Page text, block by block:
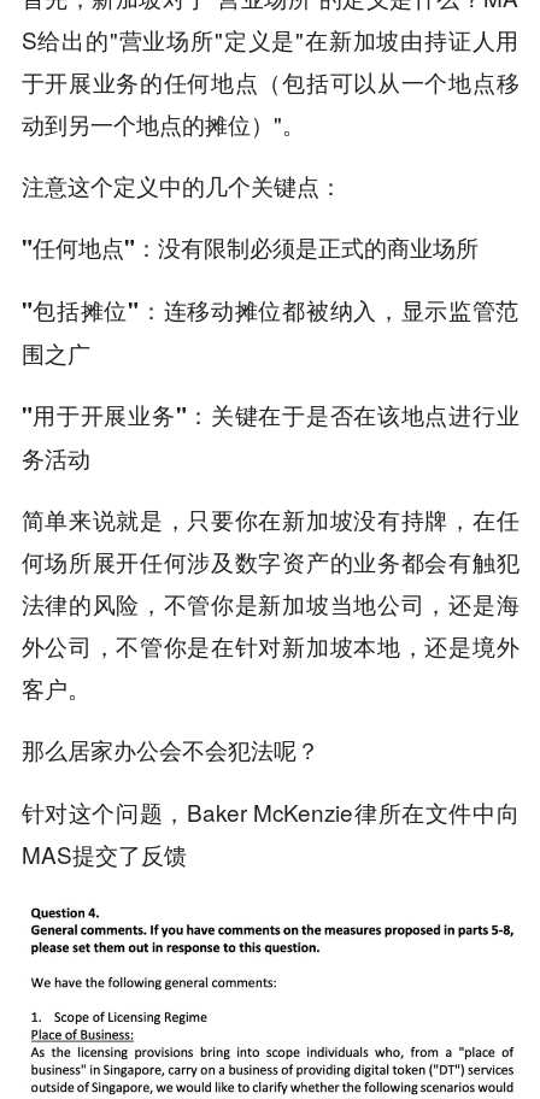
S给出的"营业场所"定义是"在新加坡由持证人用
于开展业务的任何地点（包括可以从一个地点移
动到另一个地点的摊位）"。
注意这个定义中的几个关键点：
"任何地点"： 没有限制必须是正式的商业场所
"包括摊位"： 连移动摊位都被纳入，显示监管范
围之广
"用于开展业务"： 关键在于是否在该地点进行业
务活动
简单来说就是，只要你在新加坡没有持牌，在任
何场所展开任何涉及数字资产的业务都会有触犯
法律的风险，不管你是新加坡当地公司，还是海
外公司，不管你是在针对新加坡本地，还是境外
客户。
那么居家办公会不会犯法呢？
针对这个问题，Baker McKenzie律所在文件中向
MAS提交了反馈